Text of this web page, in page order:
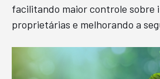
facilitando maior controle sobre
proprietárias e melhorando a